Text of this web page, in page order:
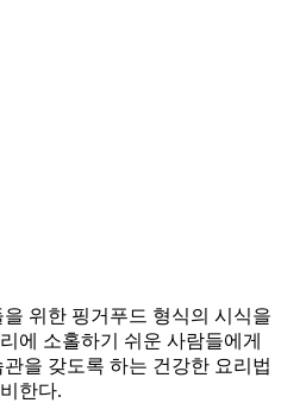
위한 핑거푸드 형식의 시식을
에 소홀하기 쉬운 사람들에게
을 갖도록 하는 건강한 요리법
한다.